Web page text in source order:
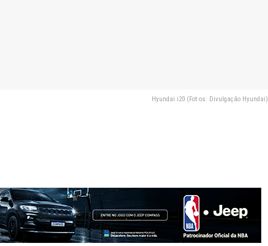
Hyundai i20 (Fot os: Divulgação Hyundai)